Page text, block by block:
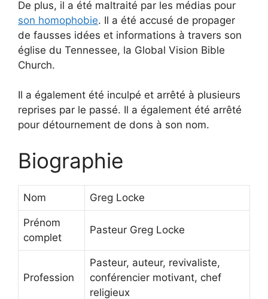
De plus, il a été maltraité par les médias pour
son homophobie. Il a été accusé de propager
de fausses idées et informations à travers son
église du Tennessee, la Global Vision Bible
Church.
Il a également été inculpé et arrêté à plusieurs
reprises par le passé. Il a également été arrêté
pour détournement de dons à son nom.
Biographie
Nom Greg Locke
Prénom
complet
Pasteur Greg Locke
Profession
Pasteur, auteur, revivaliste,
conférencier motivant, chef
religieux